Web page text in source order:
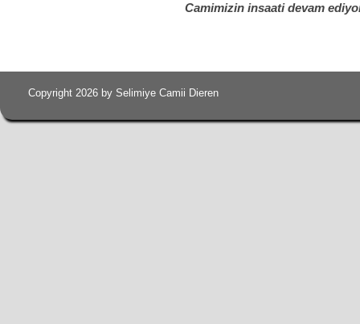
Camimizin insaati devam
Copyright 2026 by Selimiye Camii Dieren